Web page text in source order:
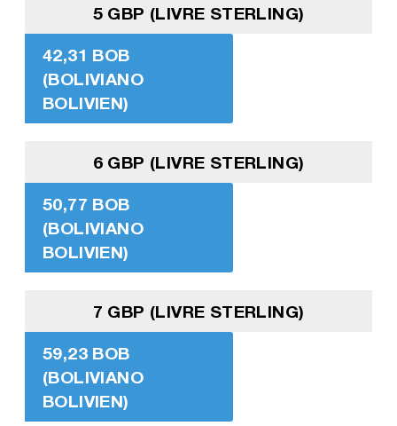
5 GBP (LIVRE STERLING)
42,31 BOB
(BOLIVIANO
BOLIVIEN)
6 GBP (LIVRE STERLING)
50,77 BOB
(BOLIVIANO
BOLIVIEN)
7 GBP (LIVRE STERLING)
59,23 BOB
(BOLIVIANO
BOLIVIEN)